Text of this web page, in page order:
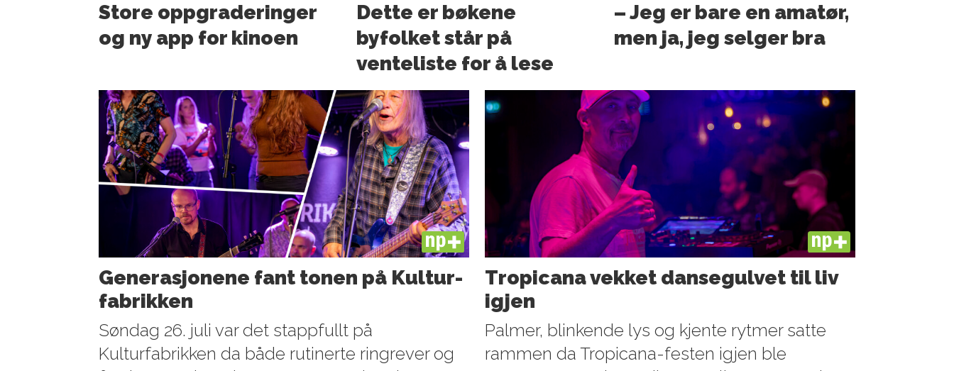
Store oppgraderinger
og ny app for kinoen
Dette er bøkene
byfolket står på
venteliste for å lese
– Jeg er bare en amatør,
men ja, jeg selger bra
PLUS
Generasjonene fant tonen på Kultur­
fabrikken
Søndag 26. juli var det stappfullt på
Kulturfabrikken da både rutinerte ringrever og
PLUS
Tropicana vekket dansegulvet til liv
igjen
Palmer, blinkende lys og kjente rytmer satte
rammen da Tropicana-festen igjen ble